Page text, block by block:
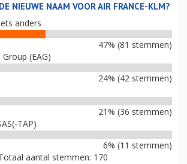
NIEUWE NAAM VOOR AIR FRANCE-KLM?
anders
47% (81 stemmen)
(EAG)
24% (42 stemmen)
21% (36 stemmen)
TAP)
6% (11 stemmen)
aantal stemmen: 170